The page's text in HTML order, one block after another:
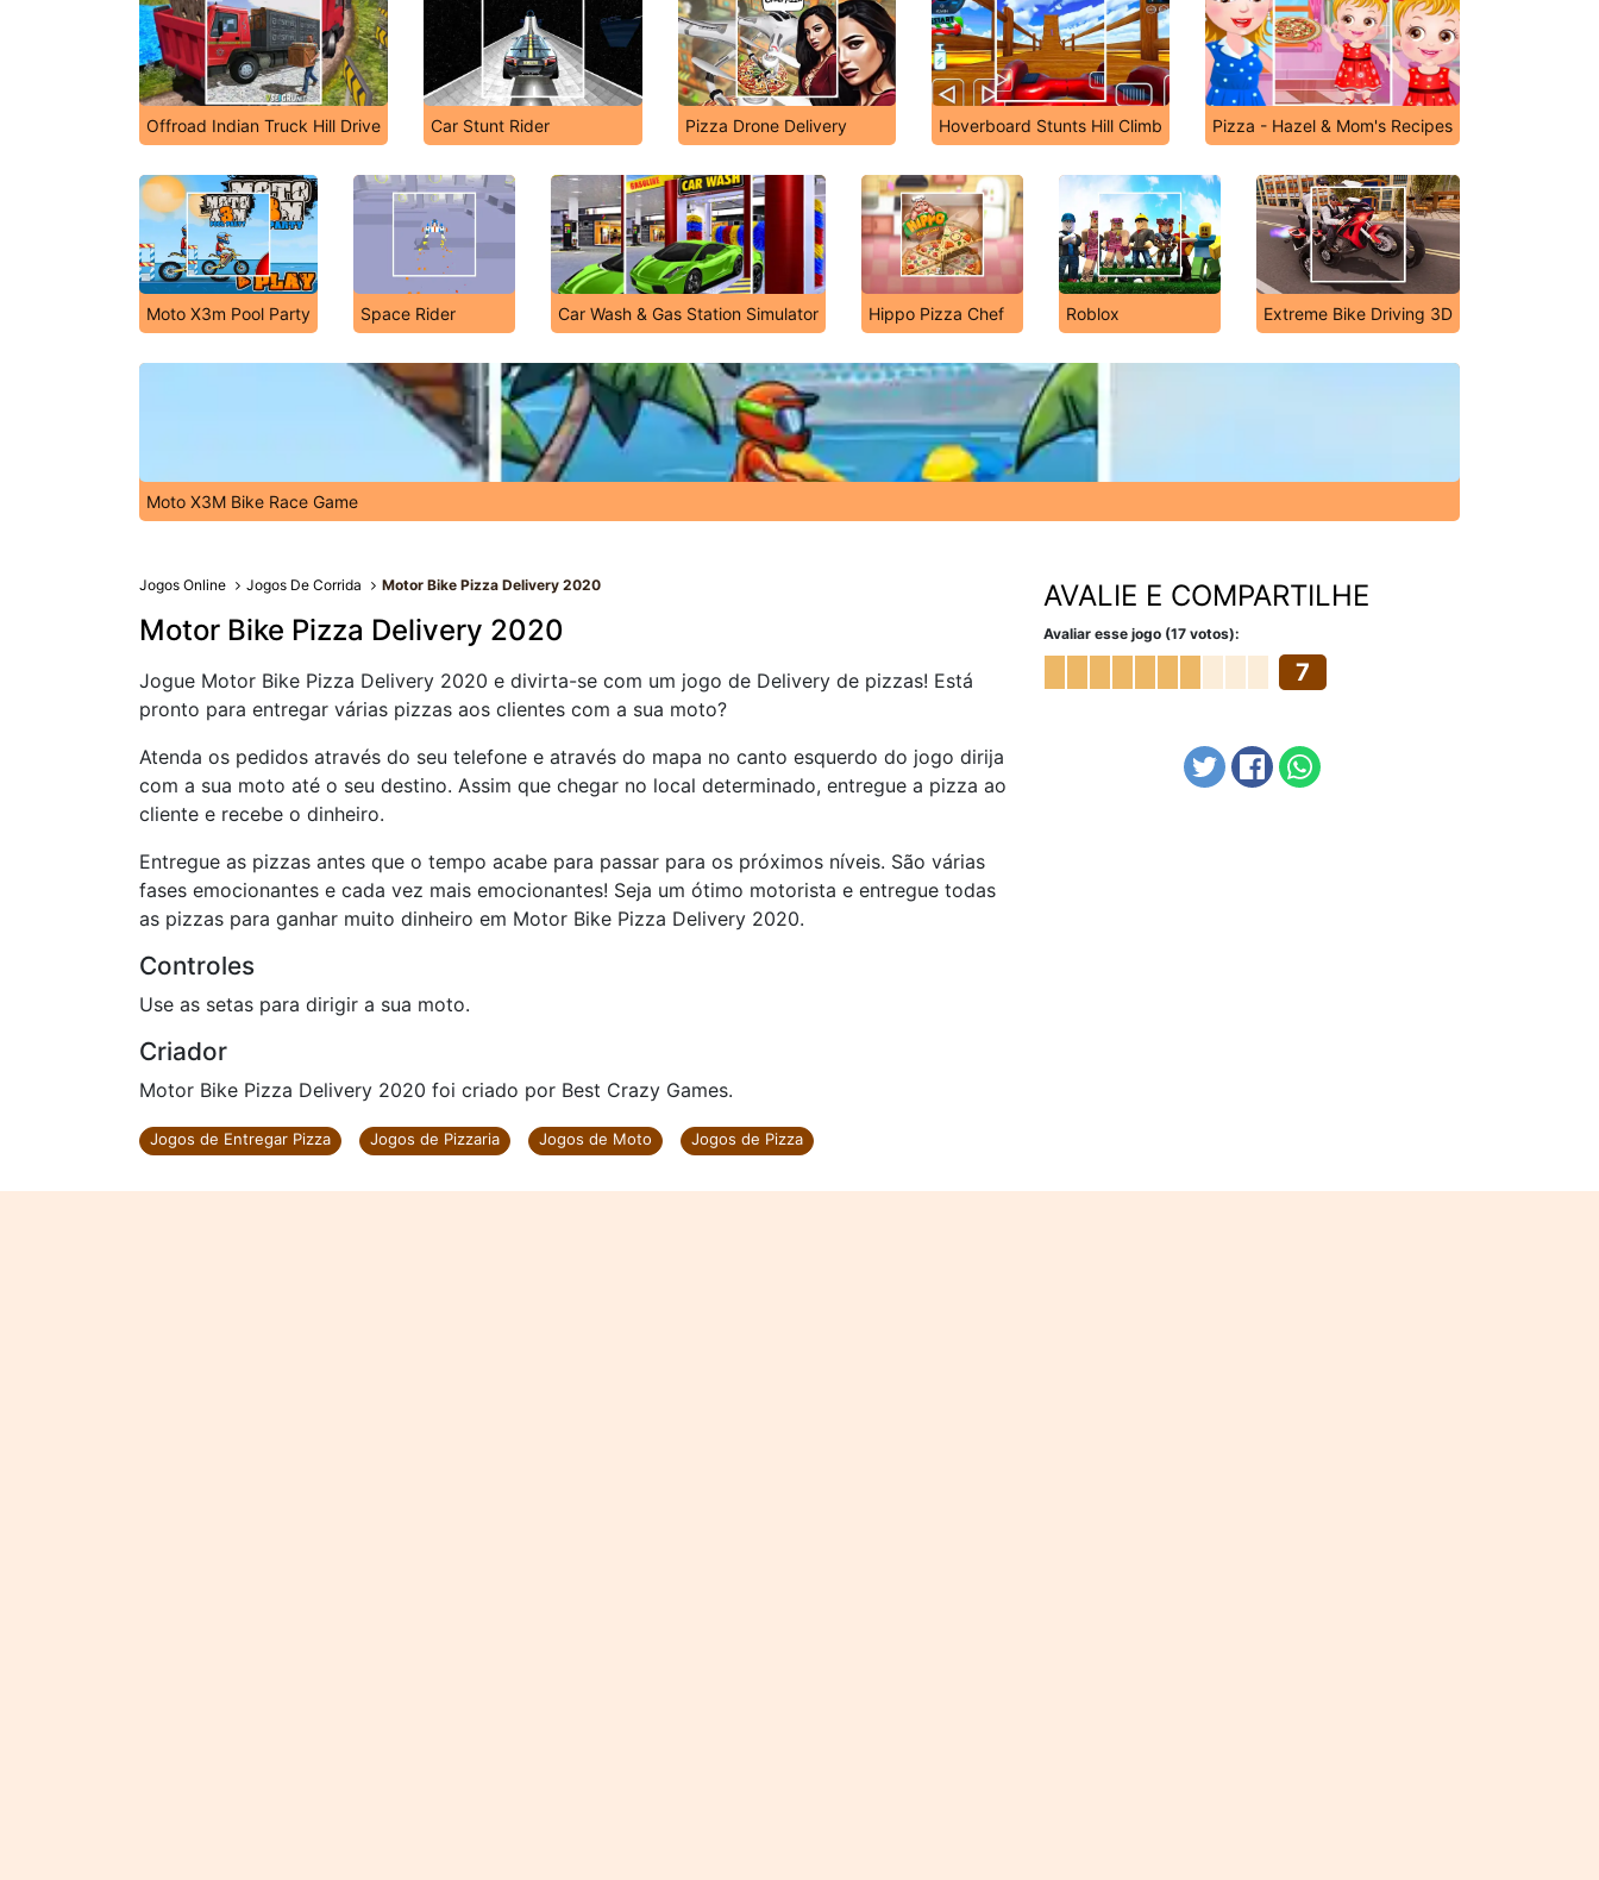
Offroad Indian Truck Hill Drive Car Stunt Rider Pizza Drone Delivery Hoverboard Stunts Hill Climb Pizza - Hazel & Mom's Recipes
Moto X3m Pool Party Space Rider Car Wash & Gas Station Simulator Hippo Pizza Chef Roblox Extreme Bike Driving 3D
Moto X3M Bike Race Game
Jogos Online Jogos De Corrida Motor Bike Pizza Delivery 2020
Motor Bike Pizza Delivery 2020
Jogue Motor Bike Pizza Delivery 2020 e divirta-se com um jogo de Delivery de pizzas! Está
pronto para entregar várias pizzas aos clientes com a sua moto?
Atenda os pedidos através do seu telefone e através do mapa no canto esquerdo do jogo dirija
com a sua moto até o seu destino. Assim que chegar no local determinado, entregue a pizza ao
cliente e recebe o dinheiro.
Entregue as pizzas antes que o tempo acabe para passar para os próximos níveis. São várias
fases emocionantes e cada vez mais emocionantes! Seja um ótimo motorista e entregue todas
as pizzas para ganhar muito dinheiro em Motor Bike Pizza Delivery 2020.
Controles
Use as setas para dirigir a sua moto.
Criador
Motor Bike Pizza Delivery 2020 foi criado por Best Crazy Games.
Jogos de Entregar Pizza Jogos de Pizzaria Jogos de Moto Jogos de Pizza
AVALIE E COMPARTILHE
Avaliar esse jogo (17 votos):
7